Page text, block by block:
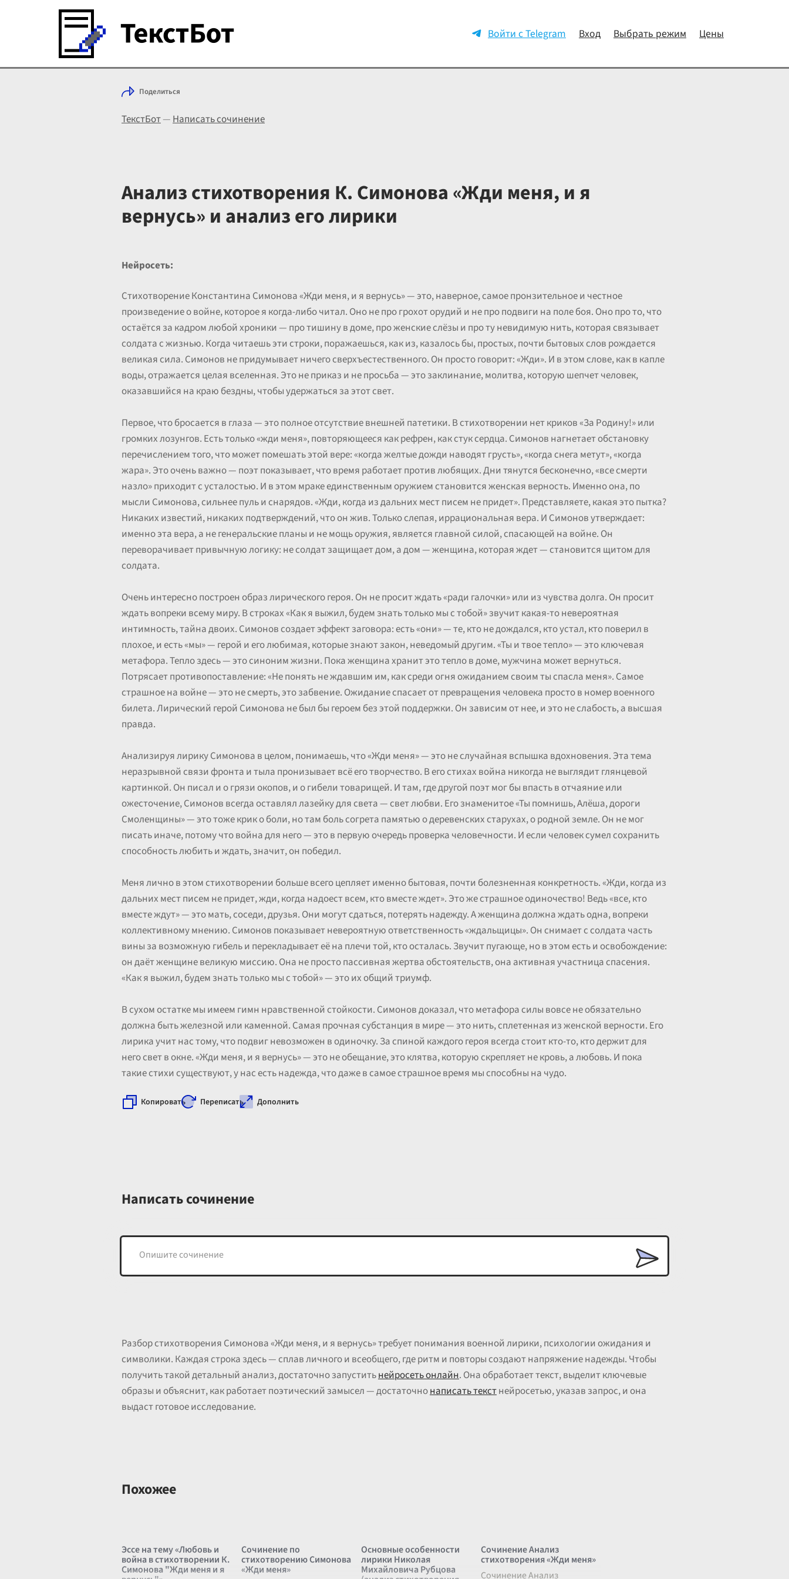
Войти с Telegram Вход Выбрать режим Цены
Поделиться
ТекстБот—Написать сочинение
Анализ стихотворения К. Симонова «Жди меня, и я
вернусь» и анализ его лирики
Нейросеть:
Стихотворение Константина Симонова «Жди меня, и я вернусь» — это, наверное, самое пронзительное и честное
произведение о войне, которое я когда-либо читал. Оно не про грохот орудий и не про подвиги на поле боя. Оно про то, что
остаётся за кадром любой хроники — про тишину в доме, про женские слёзы и про ту невидимую нить, которая связывает
солдата с жизнью. Когда читаешь эти строки, поражаешься, как из, казалось бы, простых, почти бытовых слов рождается
великая сила. Симонов не придумывает ничего сверхъестественного. Он просто говорит: «Жди». И в этом слове, как в капле
воды, отражается целая вселенная. Это не приказ и не просьба — это заклинание, молитва, которую шепчет человек,
оказавшийся на краю бездны, чтобы удержаться за этот свет.
Первое, что бросается в глаза — это полное отсутствие внешней патетики. В стихотворении нет криков «За Родину!» или
громких лозунгов. Есть только «жди меня», повторяющееся как рефрен, как стук сердца. Симонов нагнетает обстановку
перечислением того, что может помешать этой вере: «когда желтые дожди наводят грусть», «когда снега метут», «когда
жара». Это очень важно — поэт показывает, что время работает против любящих. Дни тянутся бесконечно, «все смерти
назло» приходит с усталостью. И в этом мраке единственным оружием становится женская верность. Именно она, по
мысли Симонова, сильнее пуль и снарядов. «Жди, когда из дальних мест писем не придет». Представляете, какая это пытка?
Никаких известий, никаких подтверждений, что он жив. Только слепая, иррациональная вера. И Симонов утверждает:
именно эта вера, а не генеральские планы и не мощь оружия, является главной силой, спасающей на войне. Он
переворачивает привычную логику: не солдат защищает дом, а дом — женщина, которая ждет — становится щитом для
солдата.
Очень интересно построен образ лирического героя. Он не просит ждать «ради галочки» или из чувства долга. Он просит
ждать вопреки всему миру. В строках «Как я выжил, будем знать только мы с тобой» звучит какая-то невероятная
интимность, тайна двоих. Симонов создает эффект заговора: есть «они» — те, кто не дождался, кто устал, кто поверил в
плохое, и есть «мы» — герой и его любимая, которые знают закон, неведомый другим. «Ты и твое тепло» — это ключевая
метафора. Тепло здесь — это синоним жизни. Пока женщина хранит это тепло в доме, мужчина может вернуться.
Потрясает противопоставление: «Не понять не ждавшим им, как среди огня ожиданием своим ты спасла меня». Самое
страшное на войне — это не смерть, это забвение. Ожидание спасает от превращения человека просто в номер военного
билета. Лирический герой Симонова не был бы героем без этой поддержки. Он зависим от нее, и это не слабость, а высшая
правда.
Анализируя лирику Симонова в целом, понимаешь, что «Жди меня» — это не случайная вспышка вдохновения. Эта тема
неразрывной связи фронта и тыла пронизывает всё его творчество. В его стихах война никогда не выглядит глянцевой
картинкой. Он писал и о грязи окопов, и о гибели товарищей. И там, где другой поэт мог бы впасть в отчаяние или
ожесточение, Симонов всегда оставлял лазейку для света — свет любви. Его знаменитое «Ты помнишь, Алёша, дороги
Смоленщины» — это тоже крик о боли, но там боль согрета памятью о деревенских старухах, о родной земле. Он не мог
писать иначе, потому что война для него — это в первую очередь проверка человечности. И если человек сумел сохранить
способность любить и ждать, значит, он победил.
Меня лично в этом стихотворении больше всего цепляет именно бытовая, почти болезненная конкретность. «Жди, когда из
дальних мест писем не придет, жди, когда надоест всем, кто вместе ждет». Это же страшное одиночество! Ведь «все, кто
вместе ждут» — это мать, соседи, друзья. Они могут сдаться, потерять надежду. А женщина должна ждать одна, вопреки
коллективному мнению. Симонов показывает невероятную ответственность «ждальщицы». Он снимает с солдата часть
вины за возможную гибель и перекладывает её на плечи той, кто осталась. Звучит пугающе, но в этом есть и освобождение:
он даёт женщине великую миссию. Она не просто пассивная жертва обстоятельств, она активная участница спасения.
«Как я выжил, будем знать только мы с тобой» — это их общий триумф.
В сухом остатке мы имеем гимн нравственной стойкости. Симонов доказал, что метафора силы вовсе не обязательно
должна быть железной или каменной. Самая прочная субстанция в мире — это нить, сплетенная из женской верности. Его
лирика учит нас тому, что подвиг невозможен в одиночку. За спиной каждого героя всегда стоит кто-то, кто держит для
него свет в окне. «Жди меня, и я вернусь» — это не обещание, это клятва, которую скрепляет не кровь, а любовь. И пока
такие стихи существуют, у нас есть надежда, что даже в самое страшное время мы способны на чудо.
Копировать Переписать Дополнить
Написать сочинение
Разбор стихотворения Симонова «Жди меня, и я вернусь» требует понимания военной лирики, психологии ожидания и
символики. Каждая строка здесь — сплав личного и всеобщего, где ритм и повторы создают напряжение надежды. Чтобы
получить такой детальный анализ, достаточно запуститьнейросеть онлайн. Она обработает текст, выделит ключевые
образы и объяснит, как работает поэтический замысел — достаточнонаписать текстнейросетью, указав запрос, и она
выдаст готовое исследование.
Похожее
Эссе на тему «Любовь и
война в стихотворении К.
Симонова "Жди меня и я
Сочинение по
стихотворению Симонова
«Жди меня»
Основные особенности
лирики Николая
Михайловича Рубцова
Сочинение Анализ
стихотворения «Жди меня»
Сочинение Анализ